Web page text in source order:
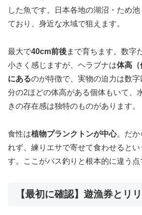
した魚です。日本各地の湖沼・ため
ており、身近な水域で狙えます。
最大で40cm前後まで育ちます。数字
小さく感じますが、ヘラブナは体高（
にあるのが特徴で、実物の迫力は数
分の2ほどの体高がある個体もいて、
きの存在感は独特のものがあります。
食性は植物プランクトンが中心。だか
れず、練りエサで寄せて食わせるとい
す。ここがバス釣りと根本的に違う点
【最初に確認】遊漁券とリ